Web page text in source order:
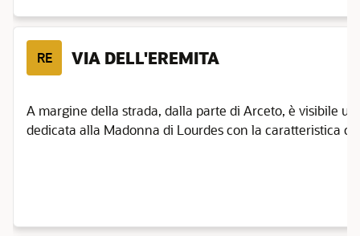
RE VIA DELL'EREMITA
A margine della strada, dalla parte di Arceto, è visibile
dedicata alla Madonna di Lourdes con la caratteristica